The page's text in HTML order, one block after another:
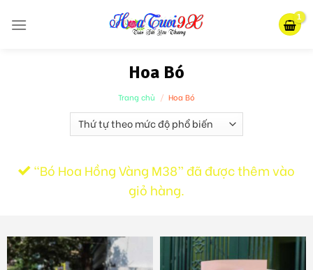
Hoa Bó
Trang chủ / Hoa Bó
“Bó Hoa Hồng Vàng M38” đã được thêm vào
giỏ hàng.